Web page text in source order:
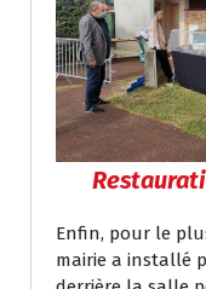
Enfin, pour le
mairie a installé